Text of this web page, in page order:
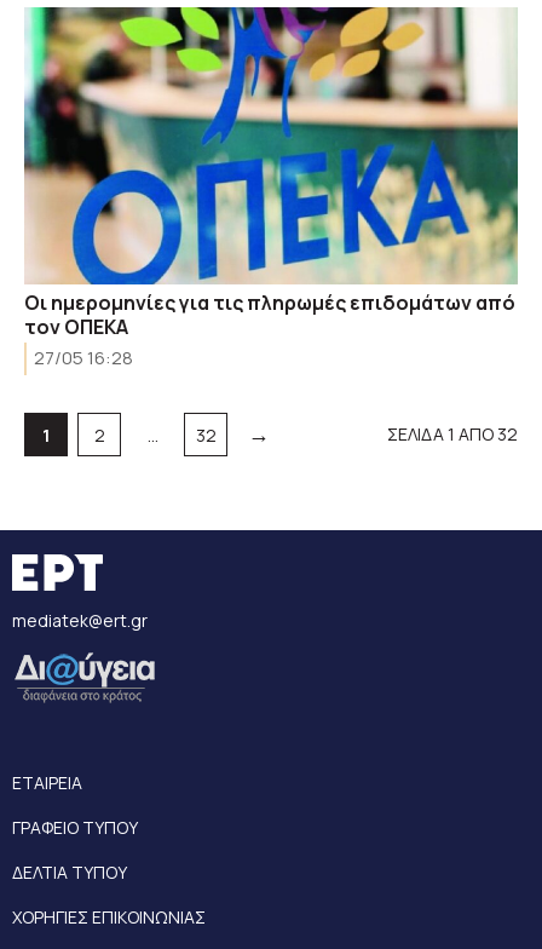
Oι ημερομηνίες για τις πληρωμές επιδομάτων από
τον ΟΠΕΚΑ
27/05 16:28
Σελίδα
1 Σελίδα
2 … Σελίδα
32 → ΣΕΛΙΔΑ 1 ΑΠΟ 32
mediatek@ert.gr
ΕΤΑΙΡΕΙΑ
ΓΡΑΦΕΙΟ ΤΥΠΟΥ
ΔΕΛΤΙΑ ΤΥΠΟΥ
ΧΟΡΗΓΙΕΣ ΕΠΙΚΟΙΝΩΝΙΑΣ